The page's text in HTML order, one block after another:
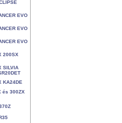
EVO
EVO
EVO
200SX
SILVIA
KA24DE
és 300ZX